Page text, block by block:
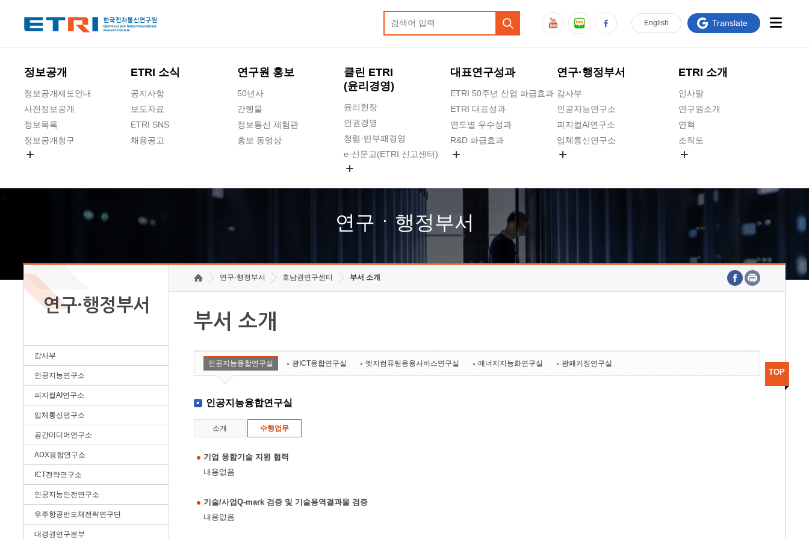
정보공개
정보공개제도안내
사전정보공개
정보목록
정보공개청구
ETRI 소식
공지사항
보도자료
ETRI SNS
채용공고
연구원 홍보
50년사
간행물
정보통신 체험관
홍보 동영상
클린 ETRI
(윤리경영)
윤리헌장
인권경영
청렴·반부패경영
e-신문고(ETRI 신고센터)
고객의소리
수의계약 현황
대표연구성과
ETRI 50주년 산업 파급효과
ETRI 대표성과
연도별 우수성과
R&D 파급효과
연구·행정부서
감사부
인공지능연구소
피지컬AI연구소
입체통신연구소
호남권연구본부
기획본부
ETRI 소개
인사말
연구원소개
연혁
조직도
연구원 고객헌장
주요업무연락처
English Translate
연구ㆍ행정부서
연구·행정부서
감사부
인공지능연구소
피지컬AI연구소
입체통신연구소
공간미디어연구소
ADX융합연구소
ICT전략연구소
인공지능안전연구소
우주항공반도체전략연구단
대경권연구본부
연구·행정부서 호남권연구센터 부서 소개
부서 소개
인공지능융합연구실 광ICT융합연구실 엣지컴퓨팅응용서비스연구실 에너지지능화연구실 광패키징연구실
인공지능융합연구실
소개 수행업무
기업 융합기술 지원 협력
내용없음
기술/사업Q-mark 검증 및 기술용역결과물 검증
내용없음
TOP